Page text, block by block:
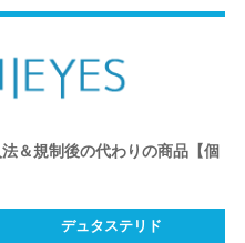
＆規制後の代わりの商品【個
デュタステリド